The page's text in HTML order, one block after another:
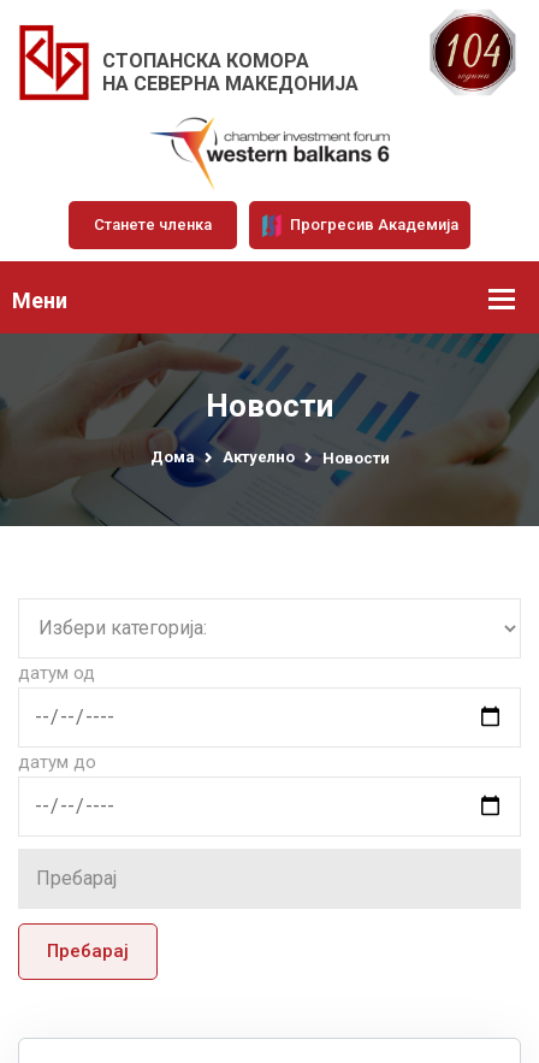
СТОПАНСКА КОМОРА
НА СЕВЕРНА МАКЕДОНИЈА
Станете членка Прогресив Академија
Мени
Новости
Дома Актуелно Новости
датум од
датум до
Пребарај